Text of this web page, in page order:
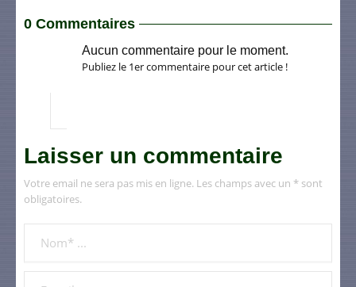
0 Commentaires
Aucun commentaire pour le moment.
Publiez le 1er commentaire pour cet article !
Laisser un commentaire
Votre email ne sera pas mis en ligne. Les champs avec un * sont
obligatoires.